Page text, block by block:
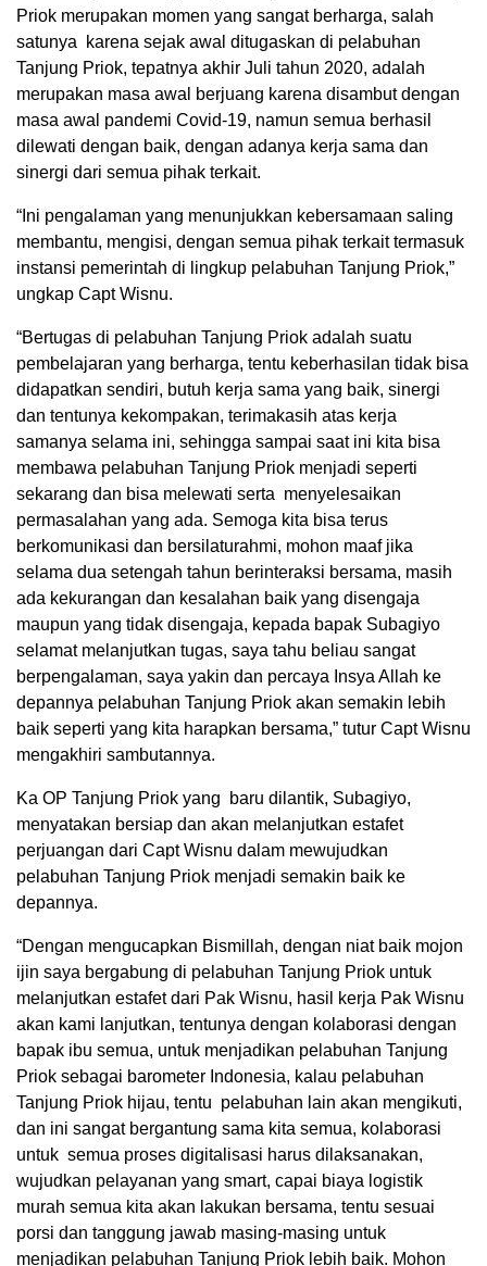
Priok merupakan momen yang sangat berharga, salah
satunya karena sejak awal ditugaskan di pelabuhan
Tanjung Priok, tepatnya akhir Juli tahun 2020, adalah
merupakan masa awal berjuang karena disambut dengan
masa awal pandemi Covid-19, namun semua berhasil
dilewati dengan baik, dengan adanya kerja sama dan
sinergi dari semua pihak terkait.
“Ini pengalaman yang menunjukkan kebersamaan saling
membantu, mengisi, dengan semua pihak terkait termasuk
instansi pemerintah di lingkup pelabuhan Tanjung Priok,”
ungkap Capt Wisnu.
“Bertugas di pelabuhan Tanjung Priok adalah suatu
pembelajaran yang berharga, tentu keberhasilan tidak bisa
didapatkan sendiri, butuh kerja sama yang baik, sinergi
dan tentunya kekompakan, terimakasih atas kerja
samanya selama ini, sehingga sampai saat ini kita bisa
membawa pelabuhan Tanjung Priok menjadi seperti
sekarang dan bisa melewati serta menyelesaikan
permasalahan yang ada. Semoga kita bisa terus
berkomunikasi dan bersilaturahmi, mohon maaf jika
selama dua setengah tahun berinteraksi bersama, masih
ada kekurangan dan kesalahan baik yang disengaja
maupun yang tidak disengaja, kepada bapak Subagiyo
selamat melanjutkan tugas, saya tahu beliau sangat
berpengalaman, saya yakin dan percaya Insya Allah ke
depannya pelabuhan Tanjung Priok akan semakin lebih
baik seperti yang kita harapkan bersama,” tutur Capt Wisnu
mengakhiri sambutannya.
Ka OP Tanjung Priok yang baru dilantik, Subagiyo,
menyatakan bersiap dan akan melanjutkan estafet
perjuangan dari Capt Wisnu dalam mewujudkan
pelabuhan Tanjung Priok menjadi semakin baik ke
depannya.
“Dengan mengucapkan Bismillah, dengan niat baik mojon
ijin saya bergabung di pelabuhan Tanjung Priok untuk
melanjutkan estafet dari Pak Wisnu, hasil kerja Pak Wisnu
akan kami lanjutkan, tentunya dengan kolaborasi dengan
bapak ibu semua, untuk menjadikan pelabuhan Tanjung
Priok sebagai barometer Indonesia, kalau pelabuhan
Tanjung Priok hijau, tentu pelabuhan lain akan mengikuti,
dan ini sangat bergantung sama kita semua, kolaborasi
untuk semua proses digitalisasi harus dilaksanakan,
wujudkan pelayanan yang smart, capai biaya logistik
murah semua kita akan lakukan bersama, tentu sesuai
porsi dan tanggung jawab masing-masing untuk
menjadikan pelabuhan Tanjung Priok lebih baik. Mohon